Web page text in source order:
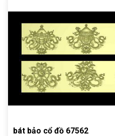
bát bảo cổ đồ 67562